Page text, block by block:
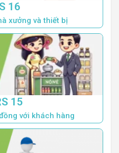
16
xưởng và thiết bị
15
với khách hàng